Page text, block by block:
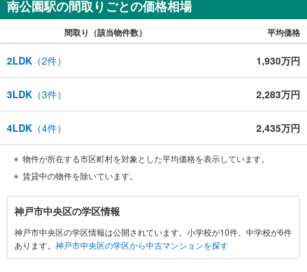
南公園駅の間取りごとの価格相場
間取り（該当物件数） 平均価格
2LDK （2件） 1,930万円
3LDK （3件） 2,283万円
4LDK （4件） 2,435万円
物件が所在する市区町村を対象とした平均価格を表示しています。
賃貸中の物件を除いています。
神
戸
市
中
神戸市中央区の学区情報
神戸市中央区の学区情報は公開されています。小学校が10件、中学校が6件
あります。 神戸市中央区の学区から中古マンションを探す